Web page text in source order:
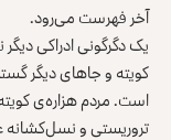
آخر فهرست می‌رود.
یک دگرگونی ادراکی
کویته و جاهای دیگر
است. مردم هزاره‌ی
تروریستی و نسل‌کشانه